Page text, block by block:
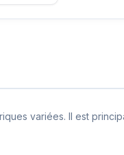
variées. Il est